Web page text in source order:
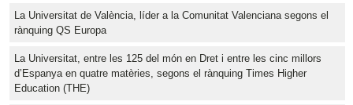
La Universitat de València, líder a la Comunitat Valenciana segons el
rànquing QS Europa
La Universitat, entre les 125 del món en Dret i entre les cinc millors
d’Espanya en quatre matèries, segons el rànquing Times Higher
Education (THE)